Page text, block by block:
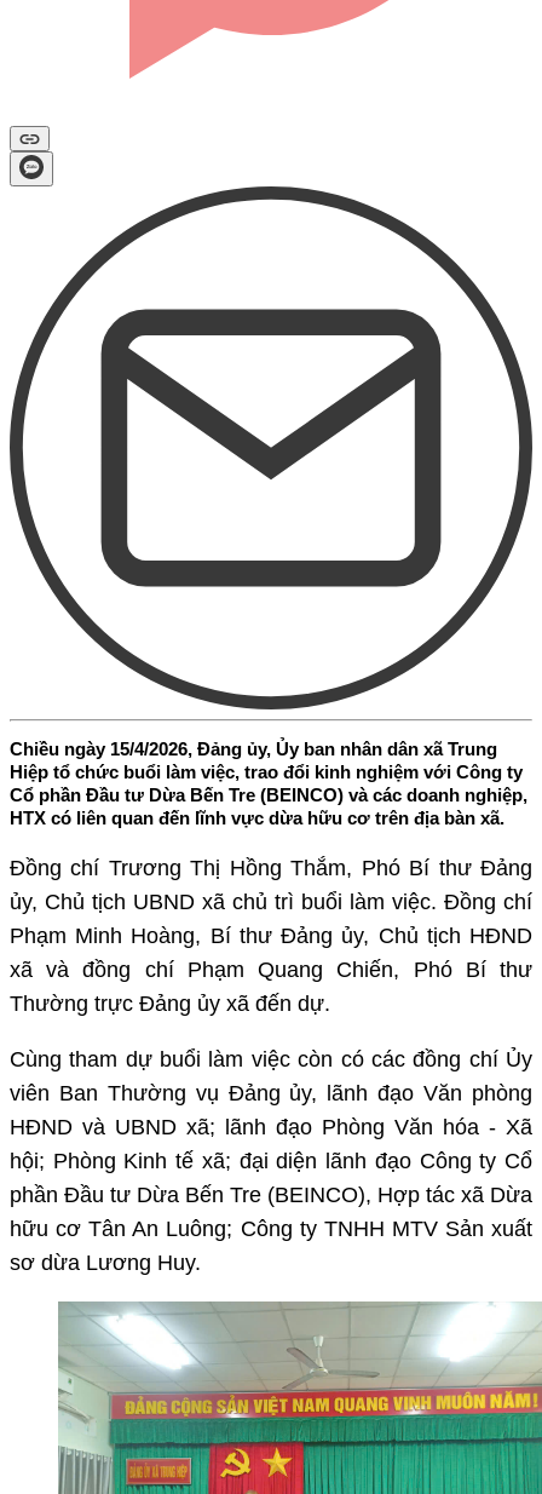
Chiều ngày 15/4/2026, Đảng ủy, Ủy ban nhân dân xã Trung
Hiệp tổ chức buổi làm việc, trao đổi kinh nghiệm với Công ty
Cổ phần Đầu tư Dừa Bến Tre (BEINCO) và các doanh nghiệp,
HTX có liên quan đến lĩnh vực dừa hữu cơ trên địa bàn xã.
Đồng chí Trương Thị Hồng Thắm, Phó Bí thư Đảng
ủy, Chủ tịch UBND xã chủ trì buổi làm việc. Đồng chí
Phạm Minh Hoàng, Bí thư Đảng ủy, Chủ tịch HĐND
xã và đồng chí Phạm Quang Chiến, Phó Bí thư
Thường trực Đảng ủy xã đến dự.
Cùng tham dự buổi làm việc còn có các đồng chí Ủy
viên Ban Thường vụ Đảng ủy, lãnh đạo Văn phòng
HĐND và UBND xã; lãnh đạo Phòng Văn hóa - Xã
hội; Phòng Kinh tế xã; đại diện lãnh đạo Công ty Cổ
phần Đầu tư Dừa Bến Tre (BEINCO), Hợp tác xã Dừa
hữu cơ Tân An Luông; Công ty TNHH MTV Sản xuất
sơ dừa Lương Huy.